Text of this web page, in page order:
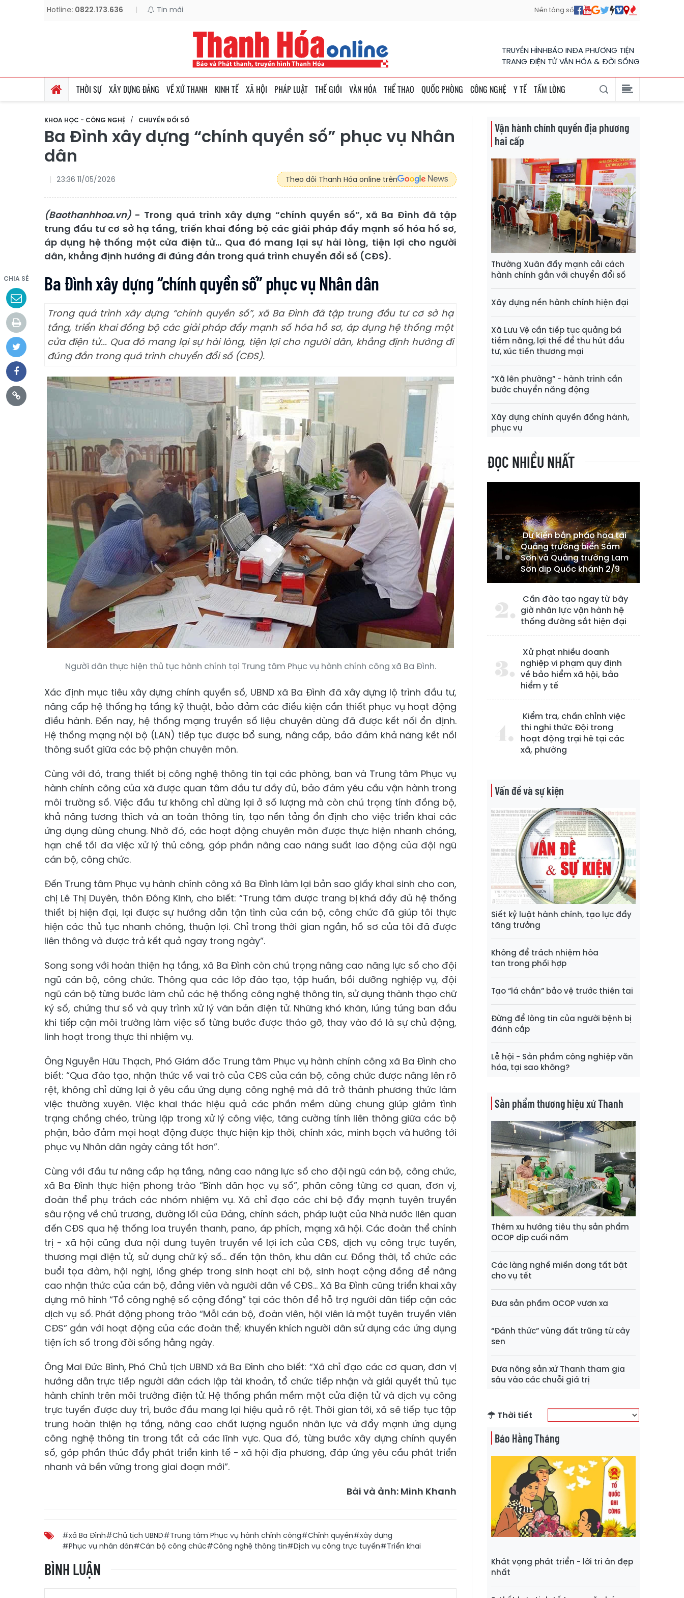
Hotline: 0822.173.636 | Tin mới Nền tảng số
TRUYỀN HÌNHBÁO INĐA PHƯƠNG TIỆN
TRANG ĐIỆN TỬ VĂN HÓA & ĐỜI SỐNG
THỜI SỰ XÂY DỰNG ĐẢNG VỀ XỨ THANH KINH TẾ XÃ HỘI PHÁP LUẬT THẾ GIỚI VĂN HÓA THỂ THAO QUỐC PHÒNG CÔNG NGHỆ Y TẾ TẤM LÒNG
KHOA HỌC - CÔNG NGHỆ CHUYỂN ĐỔI SỐ
Ba Đình xây dựng “chính quyền số” phục vụ Nhân
dân
23:36 11/05/2026 Theo dõi Thanh Hóa online trên
(Baothanhhoa.vn) - Trong quá trình xây dựng “chính quyền số”, xã Ba Đình đã tập
trung đầu tư cơ sở hạ tầng, triển khai đồng bộ các giải pháp đẩy mạnh số hóa hồ sơ,
áp dụng hệ thống một cửa điện tử... Qua đó mang lại sự hài lòng, tiện lợi cho người
dân, khẳng định hướng đi đúng đắn trong quá trình chuyển đổi số (CĐS).
CHIA SẺ Ba Đình xây dựng “chính quyền số” phục vụ Nhân dân
Trong quá trình xây dựng “chính quyền số”, xã Ba Đình đã tập trung đầu tư cơ sở hạ
tầng, triển khai đồng bộ các giải pháp đẩy mạnh số hóa hồ sơ, áp dụng hệ thống một
cửa điện tử... Qua đó mang lại sự hài lòng, tiện lợi cho người dân, khẳng định hướng đi
đúng đắn trong quá trình chuyển đổi số (CĐS).
Người dân thực hiện thủ tục hành chính tại Trung tâm Phục vụ hành chính công xã Ba Đình.
Xác định mục tiêu xây dựng chính quyền số, UBND xã Ba Đình đã xây dựng lộ trình đầu tư,
nâng cấp hệ thống hạ tầng kỹ thuật, bảo đảm các điều kiện cần thiết phục vụ hoạt động
điều hành. Đến nay, hệ thống mạng truyền số liệu chuyên dùng đã được kết nối ổn định.
Hệ thống mạng nội bộ (LAN) tiếp tục được bổ sung, nâng cấp, bảo đảm khả năng kết nối
thông suốt giữa các bộ phận chuyên môn.
Cùng với đó, trang thiết bị công nghệ thông tin tại các phòng, ban và Trung tâm Phục vụ
hành chính công của xã được quan tâm đầu tư đầy đủ, bảo đảm yêu cầu vận hành trong
môi trường số. Việc đầu tư không chỉ dừng lại ở số lượng mà còn chú trọng tính đồng bộ,
khả năng tương thích và an toàn thông tin, tạo nền tảng ổn định cho việc triển khai các
ứng dụng dùng chung. Nhờ đó, các hoạt động chuyên môn được thực hiện nhanh chóng,
hạn chế tối đa việc xử lý thủ công, góp phần nâng cao năng suất lao động của đội ngũ
cán bộ, công chức.
Đến Trung tâm Phục vụ hành chính công xã Ba Đình làm lại bản sao giấy khai sinh cho con,
chị Lê Thị Duyên, thôn Đông Kinh, cho biết: “Trung tâm được trang bị khá đầy đủ hệ thống
thiết bị hiện đại, lại được sự hướng dẫn tận tình của cán bộ, công chức đã giúp tôi thực
hiện các thủ tục nhanh chóng, thuận lợi. Chỉ trong thời gian ngắn, hồ sơ của tôi đã được
liên thông và được trả kết quả ngay trong ngày”.
Song song với hoàn thiện hạ tầng, xã Ba Đình còn chú trọng nâng cao năng lực số cho đội
ngũ cán bộ, công chức. Thông qua các lớp đào tạo, tập huấn, bồi dưỡng nghiệp vụ, đội
ngũ cán bộ từng bước làm chủ các hệ thống công nghệ thông tin, sử dụng thành thạo chữ
ký số, chứng thư số và quy trình xử lý văn bản điện tử. Những khó khăn, lúng túng ban đầu
khi tiếp cận môi trường làm việc số từng bước được tháo gỡ, thay vào đó là sự chủ động,
linh hoạt trong thực thi nhiệm vụ.
Ông Nguyễn Hữu Thạch, Phó Giám đốc Trung tâm Phục vụ hành chính công xã Ba Đình cho
biết: “Qua đào tạo, nhận thức về vai trò của CĐS của cán bộ, công chức được nâng lên rõ
rệt, không chỉ dừng lại ở yêu cầu ứng dụng công nghệ mà đã trở thành phương thức làm
việc thường xuyên. Việc khai thác hiệu quả các phần mềm dùng chung giúp giảm tình
trạng chồng chéo, trùng lặp trong xử lý công việc, tăng cường tính liên thông giữa các bộ
phận, bảo đảm mọi hoạt động được thực hiện kịp thời, chính xác, minh bạch và hướng tới
phục vụ Nhân dân ngày càng tốt hơn”.
Cùng với đầu tư nâng cấp hạ tầng, nâng cao năng lực số cho đội ngũ cán bộ, công chức,
xã Ba Đình thực hiện phong trào “Bình dân học vụ số”, phân công từng cơ quan, đơn vị,
đoàn thể phụ trách các nhóm nhiệm vụ. Xã chỉ đạo các chi bộ đẩy mạnh tuyên truyền
sâu rộng về chủ trương, đường lối của Đảng, chính sách, pháp luật của Nhà nước liên quan
đến CĐS qua hệ thống loa truyền thanh, pano, áp phích, mạng xã hội. Các đoàn thể chính
trị - xã hội cũng đưa nội dung tuyên truyền về lợi ích của CĐS, dịch vụ công trực tuyến,
thương mại điện tử, sử dụng chữ ký số... đến tận thôn, khu dân cư. Đồng thời, tổ chức các
buổi tọa đàm, hội nghị, lồng ghép trong sinh hoạt chi bộ, sinh hoạt cộng đồng để nâng
cao nhận thức của cán bộ, đảng viên và người dân về CĐS... Xã Ba Đình cũng triển khai xây
dựng mô hình “Tổ công nghệ số cộng đồng” tại các thôn để hỗ trợ người dân tiếp cận các
dịch vụ số. Phát động phong trào “Mỗi cán bộ, đoàn viên, hội viên là một tuyên truyền viên
CĐS” gắn với hoạt động của các đoàn thể; khuyến khích người dân sử dụng các ứng dụng
tiện ích số trong đời sống hằng ngày.
Ông Mai Đức Bình, Phó Chủ tịch UBND xã Ba Đình cho biết: “Xã chỉ đạo các cơ quan, đơn vị
hướng dẫn trực tiếp người dân cách lập tài khoản, tổ chức tiếp nhận và giải quyết thủ tục
hành chính trên môi trường điện tử. Hệ thống phần mềm một cửa điện tử và dịch vụ công
trực tuyến được duy trì, bước đầu mang lại hiệu quả rõ rệt. Thời gian tới, xã sẽ tiếp tục tập
trung hoàn thiện hạ tầng, nâng cao chất lượng nguồn nhân lực và đẩy mạnh ứng dụng
công nghệ thông tin trong tất cả các lĩnh vực. Qua đó, từng bước xây dựng chính quyền
số, góp phần thúc đẩy phát triển kinh tế - xã hội địa phương, đáp ứng yêu cầu phát triển
nhanh và bền vững trong giai đoạn mới”.
Bài và ảnh: Minh Khanh
#xã Ba Đình#Chủ tịch UBND#Trung tâm Phục vụ hành chính công#Chính quyền#xây dựng
#Phục vụ nhân dân#Cán bộ công chức#Công nghệ thông tin#Dịch vụ công trực tuyến#Triển khai
BÌNH LUẬN
Vận hành chính quyền địa phương
hai cấp
Thường Xuân đẩy mạnh cải cách
hành chính gắn với chuyển đổi số
Xây dựng nền hành chính hiện đại
Xã Lưu Vệ cần tiếp tục quảng bá
tiềm năng, lợi thế để thu hút đầu
tư, xúc tiến thương mại
“Xã lên phường” - hành trình cần
bước chuyển năng động
Xây dựng chính quyền đồng hành,
phục vụ
ĐỌC NHIỀU NHẤT
Dự kiến bắn pháo hoa tại
Quảng trường biển Sầm
Sơn và Quảng trường Lam
Sơn dịp Quốc khánh 2/9
Cần đào tạo ngay từ bây
giờ nhân lực vận hành hệ
thống đường sắt hiện đại
Xử phạt nhiều doanh
nghiệp vi phạm quy định
về bảo hiểm xã hội, bảo
hiểm y tế
Kiểm tra, chấn chỉnh việc
thi nghi thức Đội trong
hoạt động trại hè tại các
xã, phường
Vấn đề và sự kiện
Siết kỷ luật hành chính, tạo lực đẩy
tăng trưởng
Không để trách nhiệm hòa
tan trong phối hợp
Tạo “lá chắn” bảo vệ trước thiên tai
Đừng để lòng tin của người bệnh bị
đánh cắp
Lễ hội - Sản phẩm công nghiệp văn
hóa, tại sao không?
Sản phẩm thương hiệu xứ Thanh
Thêm xu hướng tiêu thụ sản phẩm
OCOP dịp cuối năm
Các làng nghề miến dong tất bật
cho vụ tết
Đưa sản phẩm OCOP vươn xa
“Đánh thức” vùng đất trũng từ cây
sen
Đưa nông sản xứ Thanh tham gia
sâu vào các chuỗi giá trị
Thời tiết
Báo Hằng Tháng
Khát vọng phát triển - lời tri ân đẹp
nhất